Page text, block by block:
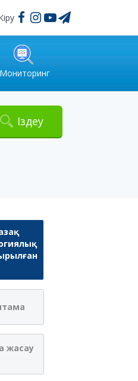
Мониторинг
Іздеу
жасау